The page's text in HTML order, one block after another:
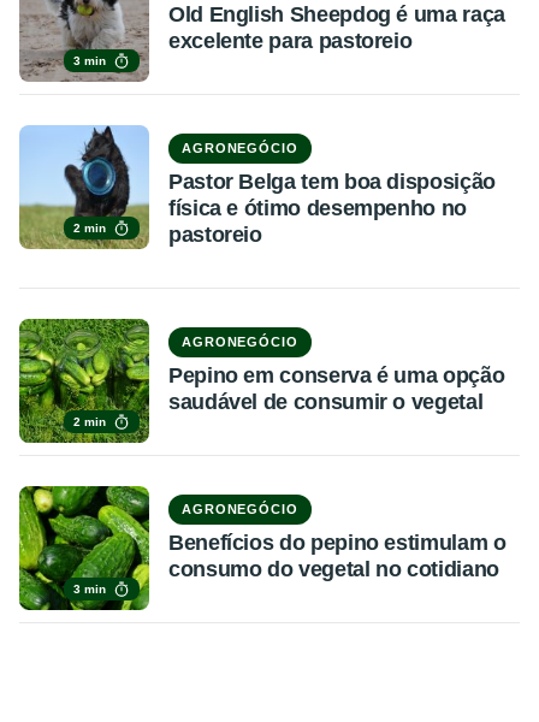
3 min
Old English Sheepdog é uma raça
excelente para pastoreio
2 min
AGRONEGÓCIO
Pastor Belga tem boa disposição
física e ótimo desempenho no
pastoreio
2 min
AGRONEGÓCIO
Pepino em conserva é uma opção
saudável de consumir o vegetal
3 min
AGRONEGÓCIO
Benefícios do pepino estimulam o
consumo do vegetal no cotidiano